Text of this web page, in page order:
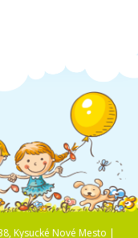
Kysucké Nové Mesto |